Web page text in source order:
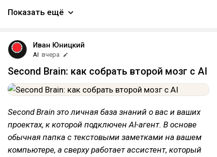
Показать ещё
Иван Юницкий
AI вчера
Second Brain: как собрать второй мозг с AI
Second Brain это личная база знаний о вас и ваших
проектах, к которой подключен AI-агент. В основе
обычная папка с текстовыми заметками на вашем
компьютере, а сверху работает ассистент, который